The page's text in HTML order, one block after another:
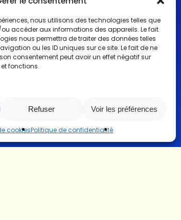
nous utilisons des technologies telles que
accéder aux informations des appareils. Le fait
nous permettra de traiter des données telles
ou les ID uniques sur ce site. Le fait de ne
consentement peut avoir un effet négatif sur
fonctions.
Refuser Voir les préférences
cookiesPolitique de confidentialité